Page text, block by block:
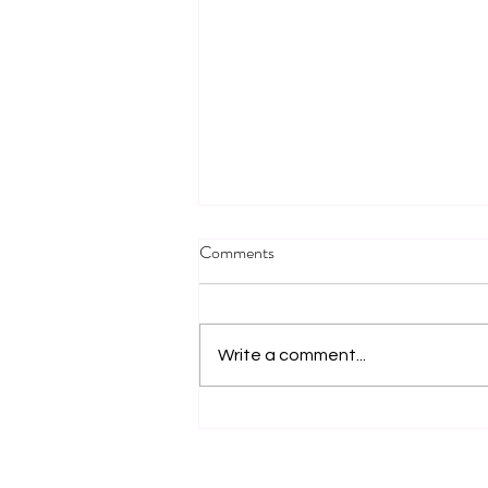
Mida sa ei taha?
Comments
Write a comment...